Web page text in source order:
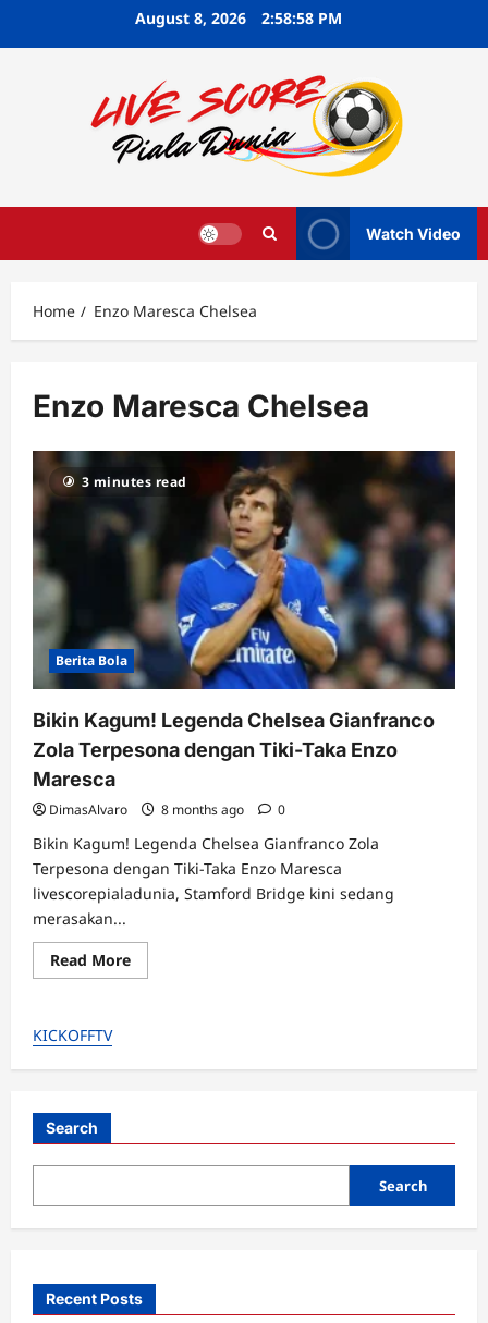
August 8, 2026 2:58:59 PM
Watch Video
Home Enzo Maresca Chelsea
Enzo Maresca Chelsea
3 minutes read
Berita Bola
Bikin Kagum! Legenda Chelsea Gianfranco
Zola Terpesona dengan Tiki-Taka Enzo
Maresca
DimasAlvaro 8 months ago 0
Bikin Kagum! Legenda Chelsea Gianfranco Zola
Terpesona dengan Tiki-Taka Enzo Maresca
livescorepialadunia, Stamford Bridge kini sedang
merasakan...
Read MoreRead
more
Gianfranco
Taka
Maresca
KICKOFFTV
Search
Search
Recent Posts